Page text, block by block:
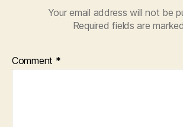
Your email address will not be
Required fields are marked
Comment *